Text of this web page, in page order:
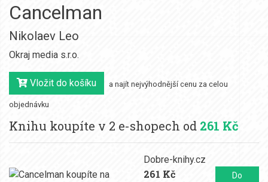
Cancelman
Nikolaev Leo
Okraj media s.r.o.
Vložit do košíku a najít nejvýhodnější cenu za celou
objednávku
Knihu koupíte v 2 e-shopech od 261 Kč
Dobre-knihy.cz
261 Kč
Do